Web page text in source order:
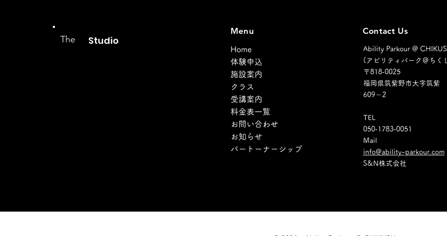
The Studio
Menu
Home
体験申込
施設案内
クラス
受講案内
料金表一覧
お問い合わせ
お知らせ
パートーナーシップ
Contact Us
Ability Parkour @
(アビリティパーク＠ちく
〒​818‐0025
福岡県筑紫野市大字筑紫
609－2
TEL​
​050‐1783‐0051
Mail
info@ability-parkour.com
​S&N株式会社